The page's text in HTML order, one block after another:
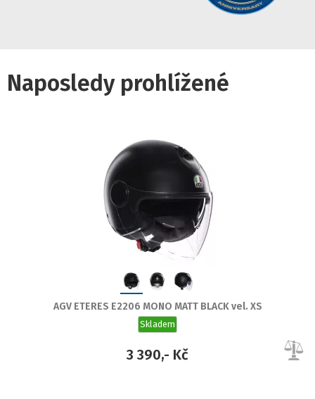
Naposledy prohlížené
AGV ETERES E2206 MONO MATT BLACK vel. XS
Skladem
3 390,- Kč